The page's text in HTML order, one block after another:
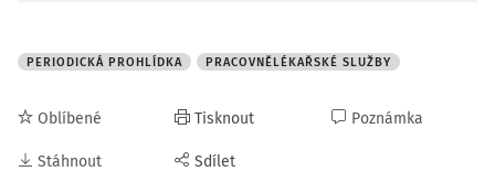
PERIODICKÁ PROHLÍDKA PRACOVNĚLÉKAŘSKÉ SLUŽBY
Oblíbené
Stáhnout
Tisknout
Sdílet
Poznámka